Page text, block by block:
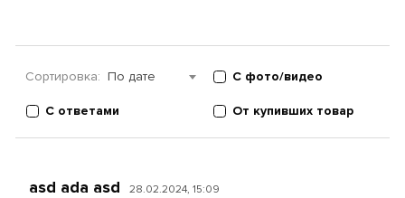
Сортировка: По дате С фото/видео
С ответами От купивших товар
asd ada asd 28.02.2024, 15:09